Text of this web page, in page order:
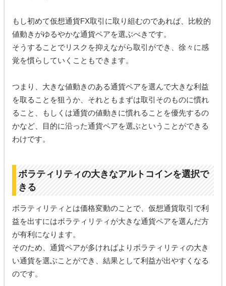
もし初めて仮想通貨FX取引に取り組むのであれば、比較的
値動きがゆるやかな通貨ペアを選ぶべきです。
そうすることでリスクを抑えながら取引ができ、徐々に感
覚を慣らしていくこともできます。
つまり、大きな値動きのある通貨ペアを選んで大きな利益
を取ることを狙うか、それともまずは取引そのものに慣れ
ること、もしくは通貨の値動きに慣れることを優先するの
かなど、目的に沿った通貨ペアを選ぶということができる
わけです。
ボラティリティの大きなアルトコインを選択で
きる
ボラティリティとは価格変動のことで、仮想通貨取引で利
益を出すにはボラティリティが大きな通貨ペアを選んだ方
が有利になります。
そのため、通貨ペアが多ければよりボラティリティの大き
い通貨を選ぶことができ、結果として利益が出やすくなる
のです。